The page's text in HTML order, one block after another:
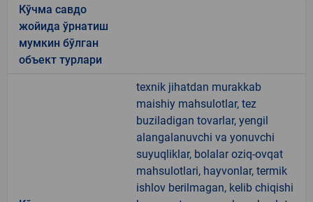
Кўчма савдо
жойида ўрнатиш
мумкин бўлган
объект турлари
texnik jihatdan murakkab
maishiy mahsulotlar, tez
buziladigan tovarlar, yengil
alangalanuvchi va yonuvchi
suyuqliklar, bolalar oziq-ovqat
mahsulotlari, hayvonlar, termik
ishlov berilmagan, kelib chiqishi